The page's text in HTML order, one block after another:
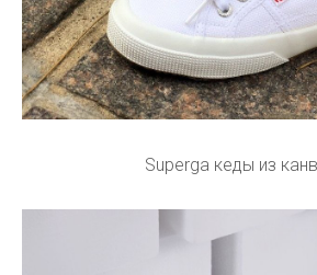
Superga кеды из